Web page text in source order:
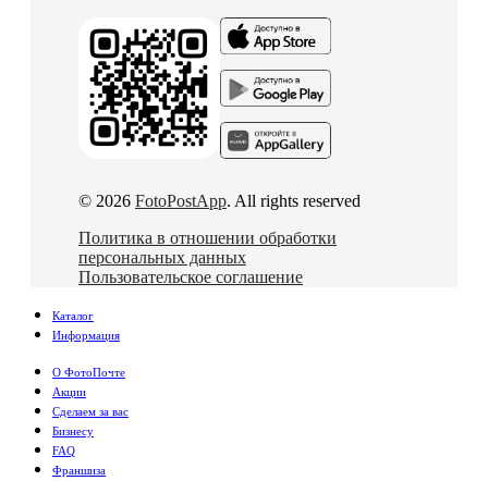
© 2026 FotoPostApp. All rights reserved
Политика в отношении обработки
персональных данных
Пользовательское соглашение
Каталог
Информация
О ФотоПочте
Акции
Сделаем за вас
Бизнесу
FAQ
Франшиза